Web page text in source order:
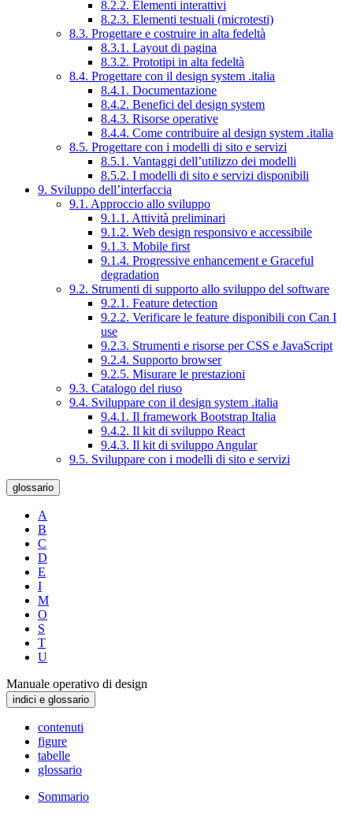
8.2.2. Elementi interattivi
8.2.3. Elementi testuali (microtesti)
8.3. Progettare e costruire in alta fedeltà
8.3.1. Layout di pagina
8.3.2. Prototipi in alta fedeltà
8.4. Progettare con il design system .italia
8.4.1. Documentazione
8.4.2. Benefici del design system
8.4.3. Risorse operative
8.4.4. Come contribuire al design system .italia
8.5. Progettare con i modelli di sito e servizi
8.5.1. Vantaggi dell’utilizzo dei modelli
8.5.2. I modelli di sito e servizi disponibili
9. Sviluppo dell’interfaccia
9.1. Approccio allo sviluppo
9.1.1. Attività preliminari
9.1.2. Web design responsivo e accessibile
9.1.3. Mobile first
9.1.4. Progressive enhancement e Graceful
degradation
9.2. Strumenti di supporto allo sviluppo del software
9.2.1. Feature detection
9.2.2. Verificare le feature disponibili con Can I
use
9.2.3. Strumenti e risorse per CSS e JavaScript
9.2.4. Supporto browser
9.2.5. Misurare le prestazioni
9.3. Catalogo del riuso
9.4. Sviluppare con il design system .italia
9.4.1. Il framework Bootstrap Italia
9.4.2. Il kit di sviluppo React
9.4.3. Il kit di sviluppo Angular
9.5. Sviluppare con i modelli di sito e servizi
glossario
A
B
C
D
E
I
M
O
S
T
U
Manuale operativo di design
indici e glossario
contenuti
figure
tabelle
glossario
Sommario